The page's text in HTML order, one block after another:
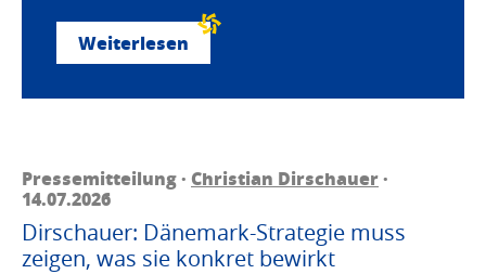
Weiterlesen
Pressemitteilung · Christian Dirschauer·
14.07.2026
Dirschauer: Dänemark-Strategie muss
zeigen, was sie konkret bewirkt